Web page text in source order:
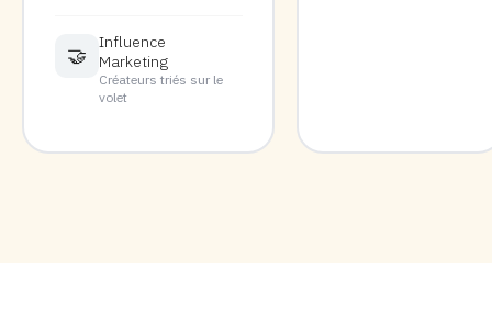
🤝
Influence
Marketing
Créateurs triés sur le
volet